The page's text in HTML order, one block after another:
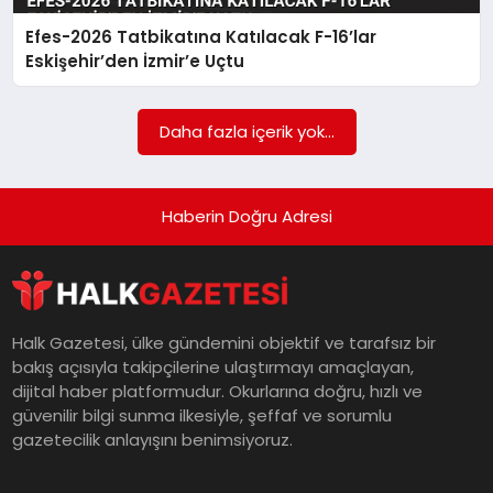
MAGAZIN
SPOR
TEKNOLOJI
YAŞAM
Efes-2026 Tatbikatına Katılacak F-16’lar
Eskişehir’den İzmir’e Uçtu
Daha fazla içerik yok...
Haberin Doğru Adresi
Halk Gazetesi, ülke gündemini objektif ve tarafsız bir
bakış açısıyla takipçilerine ulaştırmayı amaçlayan,
dijital haber platformudur. Okurlarına doğru, hızlı ve
güvenilir bilgi sunma ilkesiyle, şeffaf ve sorumlu
gazetecilik anlayışını benimsiyoruz.